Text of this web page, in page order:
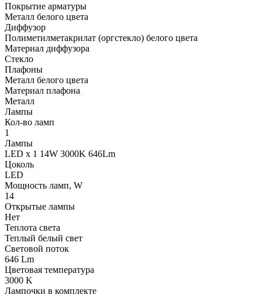
Покрытие арматуры
Металл белого цвета
Диффузор
Полиметилметакрилат (оргстекло) белого цвета
Материал диффузора
Стекло
Плафоны
Металл белого цвета
Материал плафона
Металл
Лампы
Кол-во ламп
1
Лампы
LED x 1 14W 3000K 646Lm
Цоколь
LED
Мощность ламп, W
14
Открытые лампы
Нет
Теплота света
Теплый белый свет
Световой поток
646 Lm
Цветовая температура
3000 K
Лампочки в комплекте